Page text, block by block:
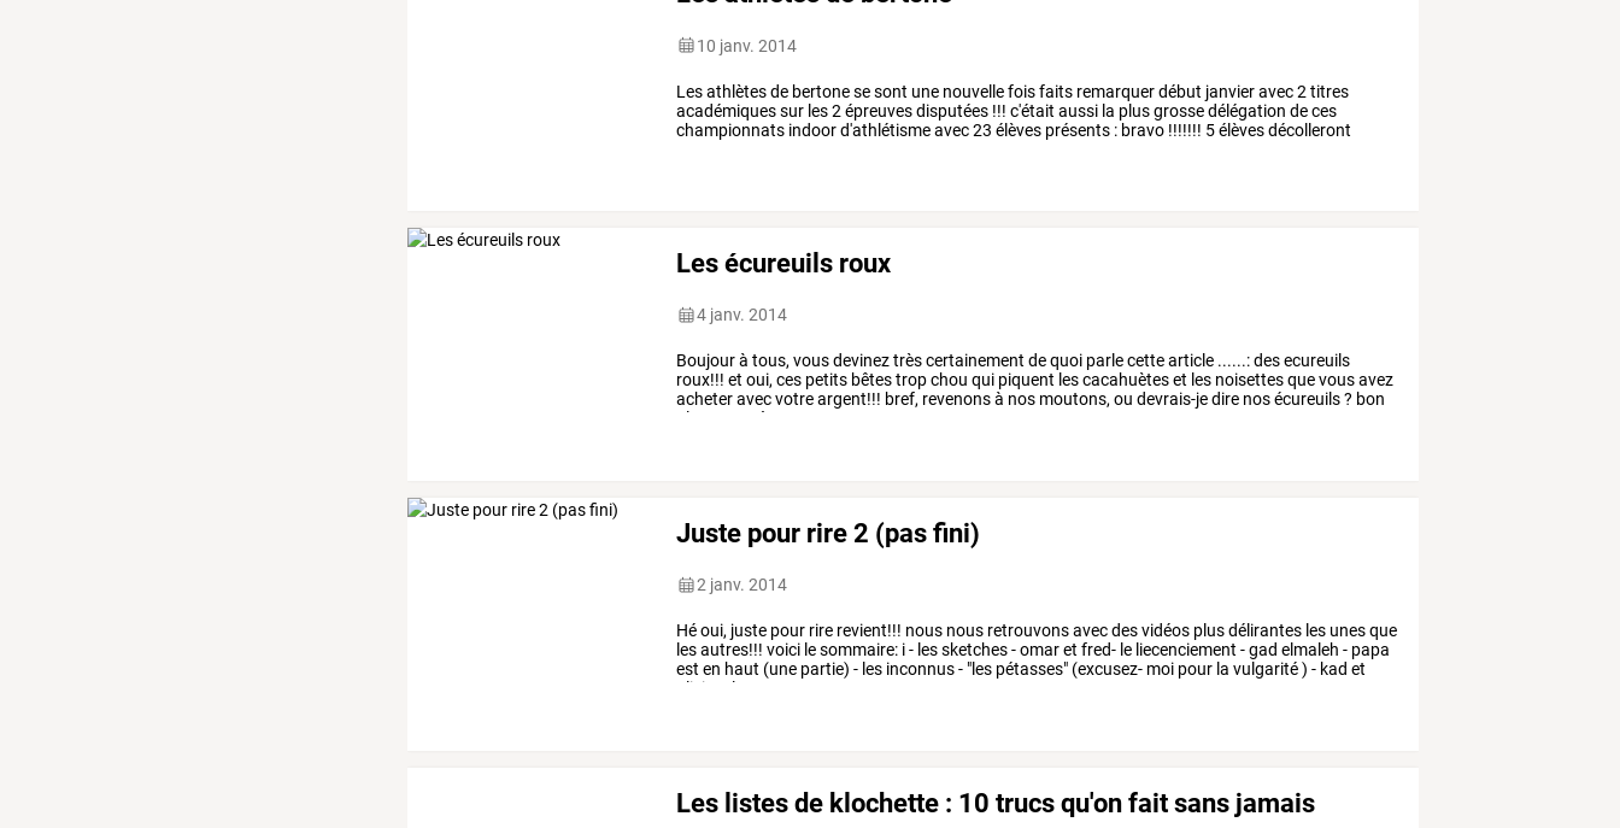
10 janv. 2014
Lesathlètesde bertonesesont une nouvellefoisfaits remarquerdébut janvieravec2 titres
académiquessur les2 épreuvesdisputées !!! c'était aussi la plusgrossedélégation deces
championnats indoord'athlétismeavec23 élèves présents : bravo !!!!!!! 5élèvesdécolleront
Les écureuils roux
4 janv. 2014
Boujourà tous,vousdevineztrèscertainement dequoi parlecettearticle ......:desecureuils
roux!!! et oui,ces petits bêtestropchou qui piquent lescacahuèteset les noisettesquevousavez
acheteravecvotreargent!!! bref, revenonsà nos moutons,ou devrais-jedire nosécureuils? bon
alors,
où
Juste pour rire 2 (pas fini)
2 janv. 2014
Héoui, juste pour rire revient!!! nous nous retrouvonsavecdesvidéos plusdélirantes les unesque
lesautres!!! voici lesommaire: i- lessketches-omaret fred- le liecenciement -gad elmaleh - papa
est en haut (une partie) - les inconnus- "les pétasses" (excusez- moi pour la vulgarité) - kad et
olivier
la
Les listes de klochette : 10 trucs qu'on fait sans jamais